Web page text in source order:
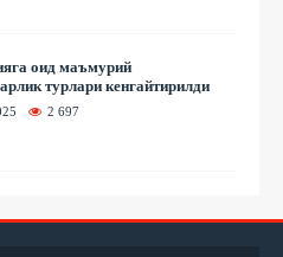
оид маъмурий
турлари кенгайтирилди
2 697